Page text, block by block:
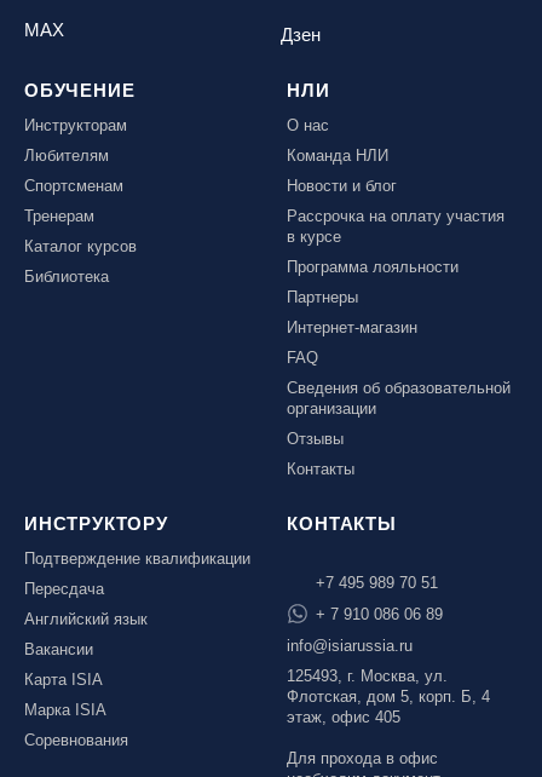
MAX Дзен
ОБУЧЕНИЕ
Инструкторам
Любителям
Спортсменам
Тренерам
Каталог курсов
Библиотека
НЛИ
О нас
Команда НЛИ
Новости и блог
Рассрочка на оплату участия
в курсе
Программа лояльности
Партнеры
Интернет-магазин
FAQ
Сведения об образовательной
организации
Отзывы
Контакты
ИНСТРУКТОРУ
Подтверждение квалификации
Пересдача
Английский язык
Вакансии
Карта ISIA
Марка ISIA
Соревнования
КОНТАКТЫ
+7 495 989 70 51
+ 7 910 086 06 89
info@isiarussia.ru
125493, г. Москва, ул.
Флотская, дом 5, корп. Б, 4
этаж, офис 405
Для прохода в офис